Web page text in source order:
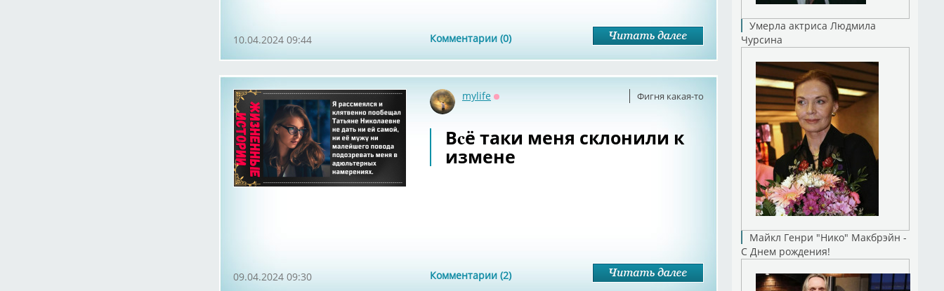
Комментарии (0)
10.04.2024 09:44
Фигня какая-то
mylife
Вcё таки меня склонили к
измене
Комментарии (2)
09.04.2024 09:30
Умерла актриса Людмила
Чурсина
Майкл Генри "Нико" Макбрэйн -
С Днем рождения!